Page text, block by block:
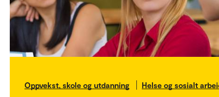
Oppvekst, skole og utdanning Helse og sosialt